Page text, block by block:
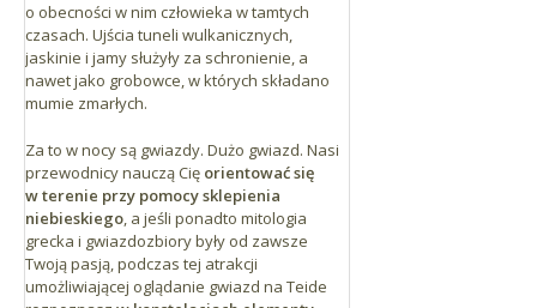
o obecności w nim człowieka w tamtych
czasach. Ujścia tuneli wulkanicznych,
jaskinie i jamy służyły za schronienie, a
nawet jako grobowce, w których składano
mumie zmarłych.
Za to w nocy są gwiazdy. Dużo gwiazd. Nasi
przewodnicy nauczą Cię orientować się
w terenie przy pomocy sklepienia
niebieskiego, a jeśli ponadto mitologia
grecka i gwiazdozbiory były od zawsze
Twoją pasją, podczas tej atrakcji
umożliwiającej oglądanie gwiazd na Teide